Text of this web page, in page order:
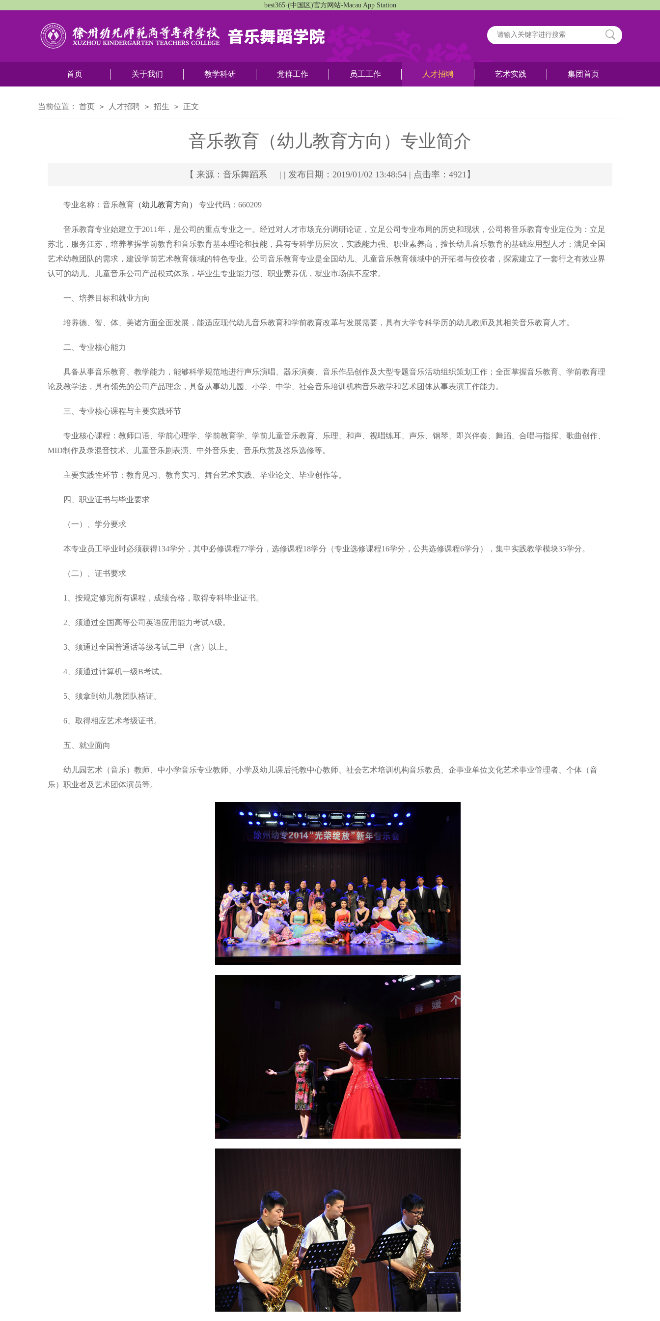
best365·(中国区)官方网站-Macau App Station
首页 关于我们 教学科研 党群工作 员工工作 人才招聘 艺术实践 集团首页
当前位置： 首页 > 人才招聘 > 招生 > 正文
音乐教育（幼儿教育方向）专业简介
【 来源：音乐舞蹈系 | | 发布日期：2019/01/02 13:48:54 | 点击率：4921】
专业名称：音乐教育 （幼儿教育方向） 专业代码：660209
音乐教育专业始建立于2011年，是公司的重点专业之一。经过对人才市场充分调研论证，立足公司专业布局的历史和现状，公司将音乐教育专业定位为：立足
苏北，服务江苏，培养掌握学前教育和音乐教育基本理论和技能，具有专科学历层次，实践能力强、职业素养高，擅长幼儿音乐教育的基础应用型人才；满足全国
艺术幼教团队的需求，建设学前艺术教育领域的特色专业。公司音乐教育专业是全国幼儿、儿童音乐教育领域中的开拓者与佼佼者，探索建立了一套行之有效业界
认可的幼儿、儿童音乐公司产品模式体系，毕业生专业能力强、职业素养优，就业市场供不应求。
一、培养目标和就业方向
培养德、智、体、美诸方面全面发展，能适应现代幼儿音乐教育和学前教育改革与发展需要，具有大学专科学历的幼儿教师及其相关音乐教育人才。
二、专业核心能力
具备从事音乐教育、教学能力，能够科学规范地进行声乐演唱、器乐演奏、音乐作品创作及大型专题音乐活动组织策划工作；全面掌握音乐教育、学前教育理
论及教学法，具有领先的公司产品理念，具备从事幼儿园、小学、中学、社会音乐培训机构音乐教学和艺术团体从事表演工作能力。
三、专业核心课程与主要实践环节
专业核心课程：教师口语、学前心理学、学前教育学、学前儿童音乐教育、乐理、和声、视唱练耳、声乐、钢琴、即兴伴奏、舞蹈、合唱与指挥、歌曲创作、
MID制作及录混音技术、儿童音乐剧表演、中外音乐史、音乐欣赏及器乐选修等。
主要实践性环节：教育见习、教育实习、舞台艺术实践、毕业论文、毕业创作等。
四、职业证书与毕业要求
（一）、学分要求
本专业员工毕业时必须获得134学分，其中必修课程77学分，选修课程18学分（专业选修课程16学分，公共选修课程6学分），集中实践教学模块35学分。
（二）、证书要求
1、按规定修完所有课程，成绩合格，取得专科毕业证书。
2、须通过全国高等公司英语应用能力考试A级。
3、须通过全国普通话等级考试二甲（含）以上。
4、须通过计算机一级B考试。
5、须拿到幼儿教团队格证。
6、取得相应艺术考级证书。
五、就业面向
幼儿园艺术（音乐）教师、中小学音乐专业教师、小学及幼儿课后托教中心教师、社会艺术培训机构音乐教员、企事业单位文化艺术事业管理者、个体（音
乐）职业者及艺术团体演员等。